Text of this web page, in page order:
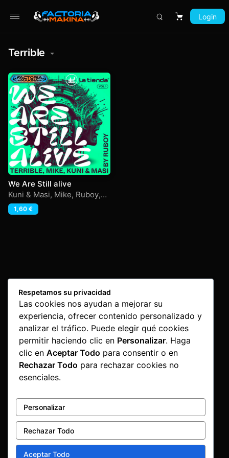
Carrito
Login
Terrible
We Are Still alive
Kuni & Masi, Mike, Ruboy,
Terrible
1,60 €
Respetamos su privacidad
Las cookies nos ayudan a mejorar su
experiencia, ofrecer contenido personalizado y
analizar el tráfico. Puede elegir qué cookies
permitir haciendo clic en Personalizar. Haga
clic en Aceptar Todo para consentir o en
Rechazar Todo para rechazar cookies no
esenciales.
Personalizar
Rechazar Todo
Aceptar Todo